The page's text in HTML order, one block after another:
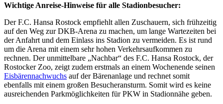
Wichtige Anreise-Hinweise für alle Stadionbesucher:
Der F.C. Hansa Rostock empfiehlt allen Zuschauern, sich frühzeitig
auf den Weg zur DKB-Arena zu machen, um lange Wartezeiten bei
der Anfahrt und dem Einlass ins Stadion zu vermeiden. Es ist rund
um die Arena mit einem sehr hohen Verkehrsaufkommen zu
rechnen. Der unmittelbare „Nachbar“ des F.C. Hansa Rostock, der
Rostocker Zoo, zeigt zudem erstmals an einem Wochenende seinen
Eisbärennachwuchs auf der Bärenanlage und rechnet somit
ebenfalls mit einem großen Besucheransturm. Somit wird es keine
ausreichenden Parkmöglichkeiten für PKW in Stadionnähe geben.